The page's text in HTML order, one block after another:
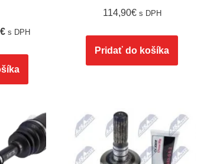
€ s DPH
114,90€ s DPH
Pridať do košíka